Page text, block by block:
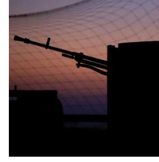
Digital solutions by